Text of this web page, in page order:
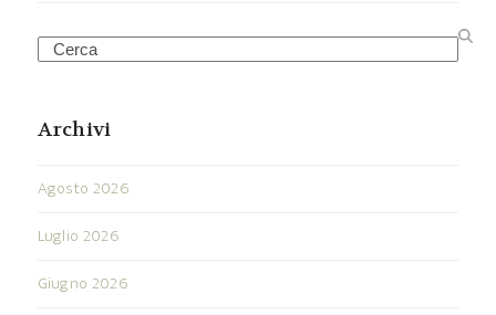
Search
Archivi
Agosto 2026
Luglio 2026
Giugno 2026